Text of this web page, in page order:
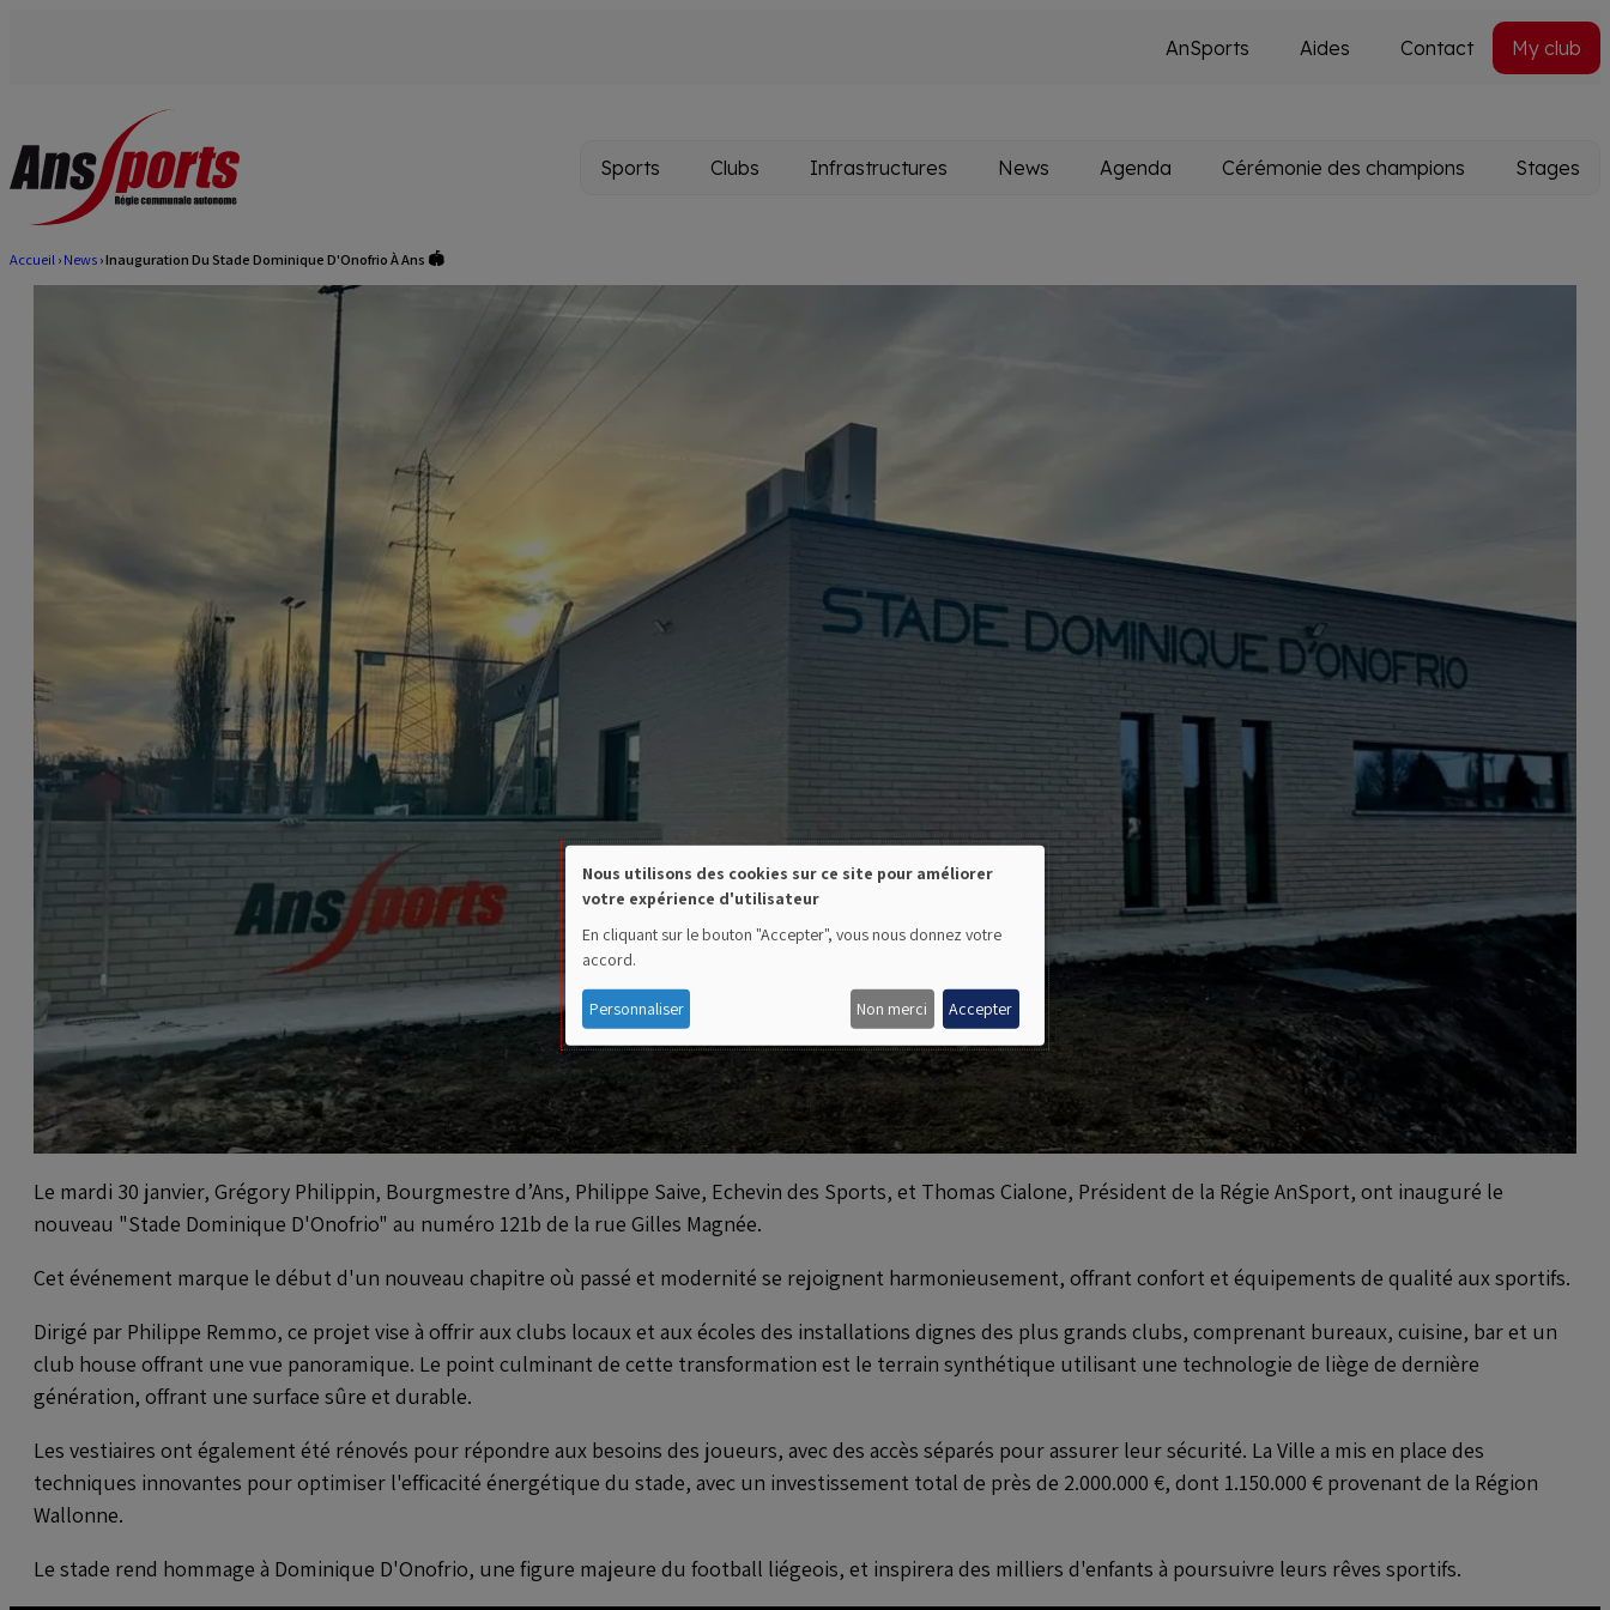
Secondary
AnSports Aides Contact
Utils
My club
Main
Sports Clubs Infrastructures News Agenda Cérémonie des champions Stages
Fil
Accueil News Inauguration Du Stade Dominique D'Onofrio À Ans 🏟️
Le mardi 30 janvier, Grégory Philippin, Bourgmestre d’Ans, Philippe Saive, Echevin des Sports, et Thomas Cialone, Président de la Régie AnSport, ont inauguré le
nouveau "Stade Dominique D'Onofrio" au numéro 121b de la rue Gilles Magnée.
Cet événement marque le début d'un nouveau chapitre où passé et modernité se rejoignent harmonieusement, offrant confort et équipements de qualité aux sportifs.
Dirigé par Philippe Remmo, ce projet vise à offrir aux clubs locaux et aux écoles des installations dignes des plus grands clubs, comprenant bureaux, cuisine, bar et un
club house offrant une vue panoramique. Le point culminant de cette transformation est le terrain synthétique utilisant une technologie de liège de dernière
génération, offrant une surface sûre et durable.
Les vestiaires ont également été rénovés pour répondre aux besoins des joueurs, avec des accès séparés pour assurer leur sécurité. La Ville a mis en place des
techniques innovantes pour optimiser l'efficacité énergétique du stade, avec un investissement total de près de 2.000.000 €, dont 1.150.000 € provenant de la Région
Wallonne.
Le stade rend hommage à Dominique D'Onofrio, une figure majeure du football liégeois, et inspirera des milliers d'enfants à poursuivre leurs rêves sportifs.
Use
of
personal
data
and
cookies
Nous utilisons des cookies sur ce site pour améliorer
votre expérience d'utilisateur
En cliquant sur le bouton "Accepter", vous nous donnez votre
accord.
Personnaliser Non merci Accepter